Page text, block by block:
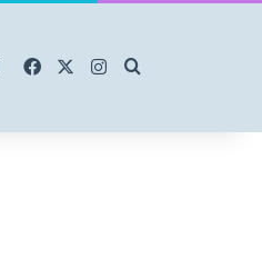
FacebookInstagram